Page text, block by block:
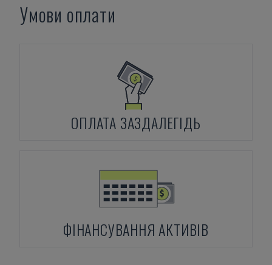
Умови оплати
ОПЛАТА ЗАЗДАЛЕГІДЬ
ФІНАНСУВАННЯ АКТИВІВ